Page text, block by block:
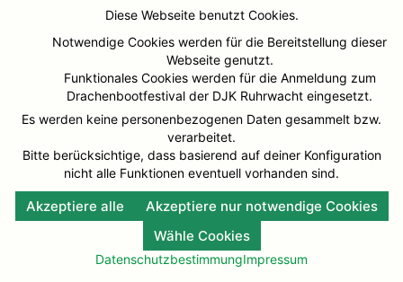
Diese Webseite benutzt Cookies.
Notwendige Cookies werden für die Bereitstellung dieser
Webseite genutzt.
Funktionales Cookies werden für die Anmeldung zum
Drachenbootfestival der DJK Ruhrwacht eingesetzt.
Es werden keine personenbezogenen Daten gesammelt bzw.
verarbeitet.
Bitte berücksichtige, dass basierend auf deiner Konfiguration
nicht alle Funktionen eventuell vorhanden sind.
Akzeptiere alle
Akzeptiere nur notwendige Cookies
Wähle Cookies
DatenschutzbestimmungImpressum